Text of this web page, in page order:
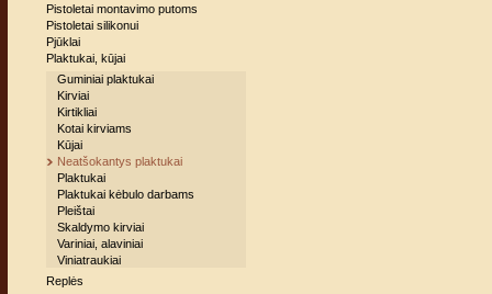
Pistoletai montavimo putoms
Pistoletai silikonui
Pjūklai
Plaktukai, kūjai
Guminiai plaktukai
Kirviai
Kirtikliai
Kotai kirviams
Kūjai
Neatšokantys plaktukai
Plaktukai
Plaktukai kėbulo darbams
Pleištai
Skaldymo kirviai
Variniai, alaviniai
Viniatraukiai
Replės